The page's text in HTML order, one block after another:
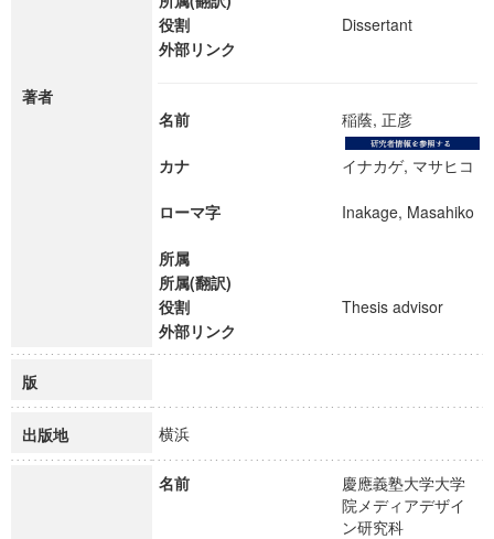
著者
役割
Dissertant
外部リンク
名前 稲蔭, 正彦
カナ イナカゲ, マサヒコ
ローマ字 Inakage, Masahiko
所属
所属(翻訳)
役割
Thesis advisor
外部リンク
版
出版地 横浜
名前
慶應義塾大学大学
院メディアデザイ
ン研究科